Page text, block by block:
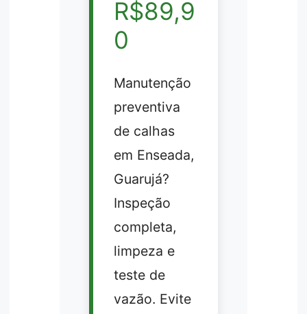
R$89,9
0
Manutenção
preventiva
de calhas
em Enseada,
Guarujá?
Inspeção
completa,
limpeza e
teste de
vazão. Evite